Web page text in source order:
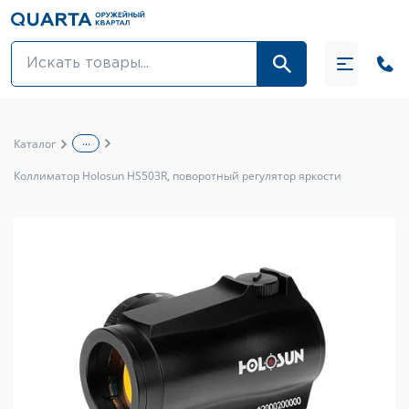
Оптовикам
Средства для ухода за оружием
Тюнинг оружия и ЗИП
Обувь
Каталог ...
Коллиматор Holosun HS503R, поворотный регулятор яркости